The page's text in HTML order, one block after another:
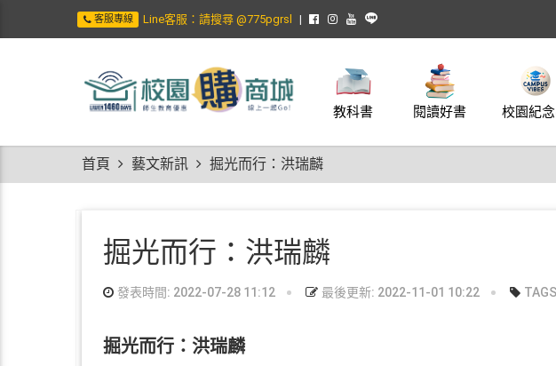
客服專線 Line客服：請搜尋 @775pgrsl
教科書 閱讀好書 校園紀
首頁 藝文新訊 掘光而行：洪瑞麟
掘光而行：洪瑞麟
發表時間: 2022-07-28 11:12 最後更新: 2022-11-01 10:22
掘光而行：洪瑞麟